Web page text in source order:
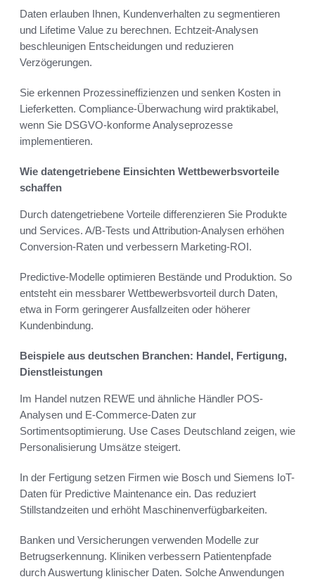
Daten erlauben Ihnen, Kundenverhalten zu segmentieren
und Lifetime Value zu berechnen. Echtzeit-Analysen
beschleunigen Entscheidungen und reduzieren
Verzögerungen.
Sie erkennen Prozessineffizienzen und senken Kosten in
Lieferketten. Compliance-Überwachung wird praktikabel,
wenn Sie DSGVO-konforme Analyseprozesse
implementieren.
Wie datengetriebene Einsichten Wettbewerbsvorteile
schaffen
Durch datengetriebene Vorteile differenzieren Sie Produkte
und Services. A/B-Tests und Attribution-Analysen erhöhen
Conversion-Raten und verbessern Marketing-ROI.
Predictive-Modelle optimieren Bestände und Produktion. So
entsteht ein messbarer Wettbewerbsvorteil durch Daten,
etwa in Form geringerer Ausfallzeiten oder höherer
Kundenbindung.
Beispiele aus deutschen Branchen: Handel, Fertigung,
Dienstleistungen
Im Handel nutzen REWE und ähnliche Händler POS-
Analysen und E‑Commerce-Daten zur
Sortimentsoptimierung. Use Cases Deutschland zeigen, wie
Personalisierung Umsätze steigert.
In der Fertigung setzen Firmen wie Bosch und Siemens IoT-
Daten für Predictive Maintenance ein. Das reduziert
Stillstandzeiten und erhöht Maschinenverfügbarkeiten.
Banken und Versicherungen verwenden Modelle zur
Betrugserkennung. Kliniken verbessern Patientenpfade
durch Auswertung klinischer Daten. Solche Anwendungen